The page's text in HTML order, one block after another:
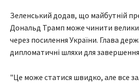
Зеленський додав, що майбутній
Дональд Трамп може чинити
через посилення України. Глава
дипломатичні шляхи для
"Це може статися швидко, але все